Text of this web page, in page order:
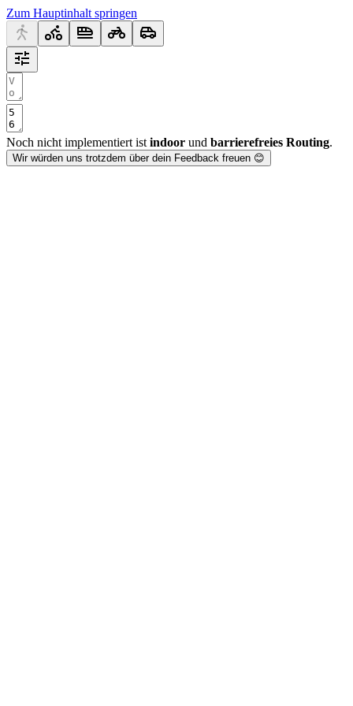
Zum Hauptinhalt springen
Noch nicht implementiert ist indoor und barrierefreies Routing.
Wir würden uns trotzdem über dein Feedback freuen 😊